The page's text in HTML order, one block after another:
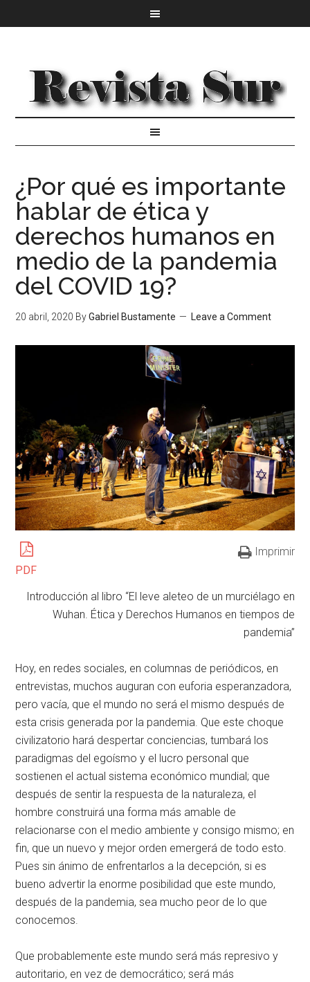
¿Por qué es importante
hablar de ética y
derechos humanos en
medio de la pandemia
del COVID 19?
20 abril, 2020 ByGabriel Bustamente Leave a Comment
PDF
Imprimir
Introducción al libro “El leve aleteo de un murciélago en
Wuhan. Ética y Derechos Humanos en tiempos de
pandemia”
Hoy, en redes sociales, en columnas de periódicos, en
entrevistas, muchos auguran con euforia esperanzadora,
pero vacía, que el mundo no será el mismo después de
esta crisis generada por la pandemia. Que este choque
civilizatorio hará despertar conciencias, tumbará los
paradigmas del egoísmo y el lucro personal que
sostienen el actual sistema económico mundial; que
después de sentir la respuesta de la naturaleza, el
hombre construirá una forma más amable de
relacionarse con el medio ambiente y consigo mismo; en
fin, que un nuevo y mejor orden emergerá de todo esto.
Pues sin ánimo de enfrentarlos a la decepción, si es
bueno advertir la enorme posibilidad que este mundo,
después de la pandemia, sea mucho peor de lo que
conocemos.
Que probablemente este mundo será más represivo y
autoritario, en vez de democrático; será más